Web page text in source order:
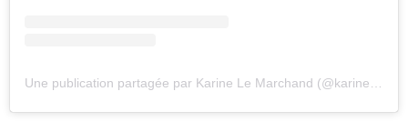
Une publication partagée par Karine Le Marchand (@karine.le.marchand)